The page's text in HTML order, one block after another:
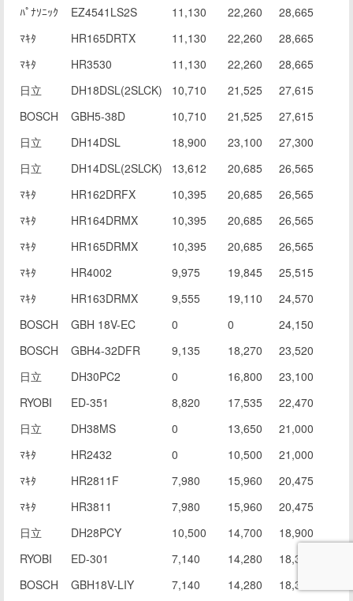
ﾊﾟﾅｿﾆｯｸ
EZ4541LS2S 11,130 22,260
28,665
ﾏｷﾀ
HR165DRTX 11,130 22,260
28,665
ﾏｷﾀ
HR3530 11,130 22,260
28,665
日立
DH18DSL(2SLCK) 10,710 21,525
27,615
BOSCH
GBH5-38D 10,710 21,525
27,615
日立
DH14DSL 18,900 23,100
27,300
日立
DH14DSL(2SLCK) 13,612 20,685
26,565
ﾏｷﾀ
HR162DRFX 10,395 20,685
26,565
ﾏｷﾀ
HR164DRMX 10,395 20,685
26,565
ﾏｷﾀ
HR165DRMX 10,395 20,685
26,565
ﾏｷﾀ
HR4002 9,975 19,845
25,515
ﾏｷﾀ
HR163DRMX 9,555 19,110
24,570
BOSCH
GBH 18V-EC 0 0
24,150
BOSCH
GBH4-32DFR 9,135 18,270
23,520
日立
DH30PC2 0 16,800
23,100
RYOBI
ED-351 8,820 17,535
22,470
日立
DH38MS 0 13,650
21,000
ﾏｷﾀ
HR2432 0 10,500
21,000
ﾏｷﾀ
HR2811F 7,980 15,960
20,475
ﾏｷﾀ
HR3811 7,980 15,960
20,475
日立
DH28PCY 10,500 14,700
18,900
RYOBI
ED-301 7,140 14,280
18,375
BOSCH
GBH18V-LIY 7,140 14,280 18,375